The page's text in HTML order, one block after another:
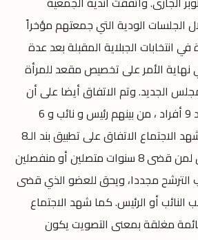
الجلسات الودية التي جمعتهم مؤخراً
انتخابات الجبلاية المقبلة بعد عدة
نهاية الأمر على تخصيص مقعد للمرأة
المقاعد الـ9 للمجلس الجديد. وتم الاتفاق أيضا على أن
يكون عدد المجلس الجديد 9 أفراد ، من بينهم رئيس و نائب و 6
أعضاء و مقعد للمرأة. وشهد الاجتماع الاتفاق على تطبيق بند الـ8
سنوات بأثر رجعي، ولا يحق لمن قضى 8 سنوات متصلين أو منفصلين
الترشح مجددا، ويحق للعضو الذي قضى
النائب أو الرئيس. كما شهد الاجتماع
مغلقة بمعنى التصويت يكون